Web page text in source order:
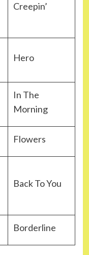
Creepin’
Hero
In The
Morning
Flowers
Back To You
Borderline